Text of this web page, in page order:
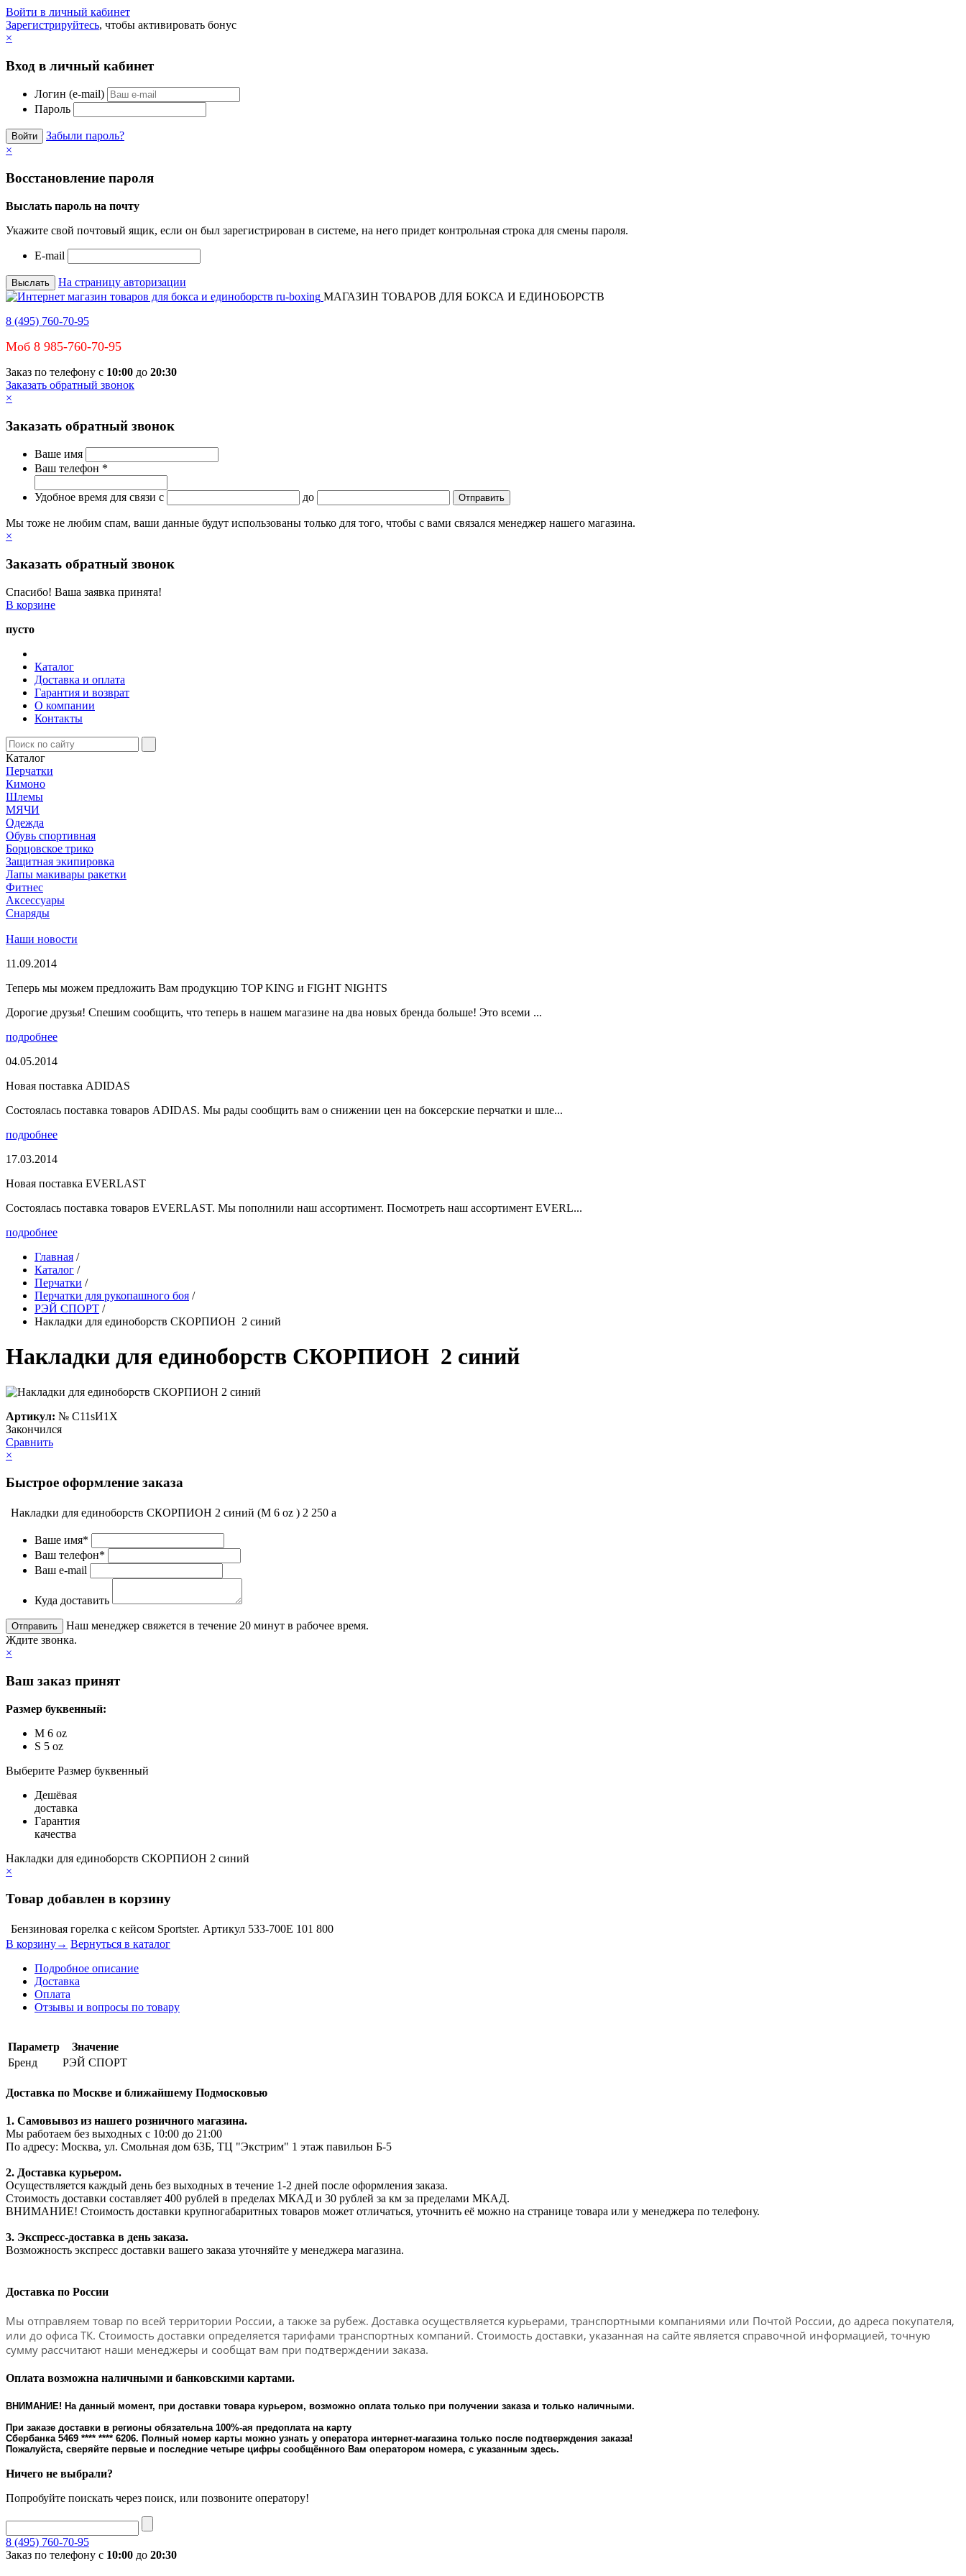
Войти в личный кабинет
Зарегистрируйтесь, чтобы активировать бонус
×
Вход в личный кабинет
Логин (e-mail)
Пароль
Забыли пароль?
×
Восстановление пароля
Выслать пароль на почту
Укажите свой почтовый ящик, если он был зарегистрирован в системе, на него придет контрольная строка для смены пароля.
E-mail
На страницу авторизации
МАГАЗИН ТОВАРОВ ДЛЯ БОКСА И ЕДИНОБОРСТВ
8 (495) 760-70-95
Моб 8 985-760-70-95
Заказ по телефону с 10:00 до 20:30
Заказать обратный звонок
×
Заказать обратный звонок
Ваше имя
Ваш телефон *
Удобное время для связи c до
Мы тоже не любим спам, ваши данные будут использованы только для того, чтобы с вами связался менеджер нашего магазина.
×
Заказать обратный звонок
Спасибо! Ваша заявка принята!
В корзине
пусто
Каталог
Доставка и оплата
Гарантия и возврат
О компании
Контакты
Каталог
Перчатки
Кимоно
Шлемы
МЯЧИ
Одежда
Обувь спортивная
Борцовское трико
Защитная экипировка
Лапы макивары ракетки
Фитнес
Аксессуары
Снаряды
Наши новости
11.09.2014
Теперь мы можем предложить Вам продукцию TOP KING и FIGHT NIGHTS
Дорогие друзья! Спешим сообщить, что теперь в нашем магазине на два новых бренда больше! Это всеми ...
подробнее
04.05.2014
Новая поставка ADIDAS
Состоялась поставка товаров ADIDAS. Мы рады сообщить вам о снижении цен на боксерские перчатки и шле...
подробнее
17.03.2014
Новая поставка EVERLAST
Состоялась поставка товаров EVERLAST. Мы пополнили наш ассортимент. Посмотреть наш ассортимент EVERL...
подробнее
Главная /
Каталог /
Перчатки /
Перчатки для рукопашного боя /
РЭЙ СПОРТ /
Накладки для единоборств СКОРПИОН 2 синий
Накладки для единоборств СКОРПИОН 2 синий
Артикул: № C11sИ1Х
Закончился
Сравнить
×
Быстрое оформление заказа
Накладки для единоборств СКОРПИОН 2 синий (M 6 oz ) 2 250 a
Ваше имя*
Ваш телефон*
Ваш e-mail
Куда доставить
Наш менеджер свяжется в течение 20 минут в рабочее время.
Ждите звонка.
×
Ваш заказ принят
Размер буквенный:
M 6 oz
S 5 oz
Выберите Размер буквенный
Дешёвая
доставка
Гарантия
качества
Накладки для единоборств СКОРПИОН 2 синий
×
Товар добавлен в корзину
Бензиновая горелка с кейсом Sportster. Артикул 533-700E 101 800
В корзину→ Вернуться в каталог
Подробное описание
Доставка
Оплата
Отзывы и вопросы по товару
Параметр
Значение
Бренд
РЭЙ СПОРТ
Доставка по Москве и ближайшему Подмосковью
1. Самовывоз из нашего розничного магазина.
Мы работаем без выходных с 10:00 до 21:00
По адресу: Москва, ул. Смольная дом 63Б, ТЦ "Экстрим" 1 этаж павильон Б-5
2. Доставка курьером.
Осуществляется каждый день без выходных в течение 1-2 дней после оформления заказа.
Стоимость доставки составляет 400 рублей в пределах МКАД и 30 рублей за км за пределами МКАД.
ВНИМАНИЕ! Стоимость доставки крупногабаритных товаров может отличаться, уточнить её можно на странице товара или у менеджера по телефону.
3. Экспресс-доставка в день заказа.
Возможность экспресс доставки вашего заказа уточняйте у менеджера магазина.
Доставка по России
Мы отправляем товар по всей территории России, а также за рубеж. Доставка осуществляется курьерами, транспортными компаниями или Почтой России, до адреса покупателя,
или до офиса ТК. Стоимость доставки определяется тарифами транспортных компаний. Стоимость доставки, указанная на сайте является справочной информацией, точную
сумму рассчитают наши менеджеры и сообщат вам при подтверждении заказа.
Оплата возможна наличными и банковскими картами.
ВНИМАНИЕ! На данный момент, при доставки товара курьером, возможно оплата только при получении заказа и только наличными.
При заказе доставки в регионы обязательна 100%-ая предоплата на карту
Сбербанка 5469 **** **** 6206. Полный номер карты можно узнать у оператора интернет-магазина только после подтверждения заказа!
Пожалуйста, сверяйте первые и последние четыре цифры сообщённого Вам оператором номера, с указанным здесь.
Ничего не выбрали?
Попробуйте поискать через поиск, или позвоните оператору!
8 (495) 760-70-95
Заказ по телефону с 10:00 до 20:30